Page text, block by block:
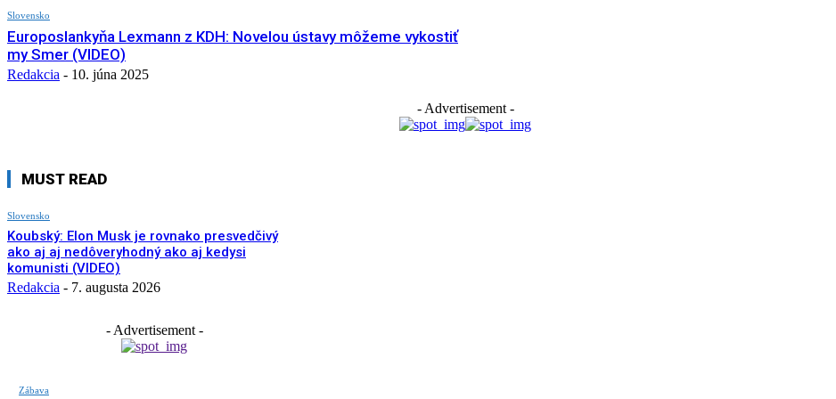
Slovensko
Europoslankyňa Lexmann z KDH: Novelou ústavy môžeme vykostiť
my Smer (VIDEO)
Redakcia - 10. júna 2025
- Advertisement -
MUST READ
Slovensko
Koubský: Elon Musk je rovnako presvedčivý
ako aj aj nedôveryhodný ako aj kedysi
komunisti (VIDEO)
Redakcia - 7. augusta 2026
- Advertisement -
Zábava